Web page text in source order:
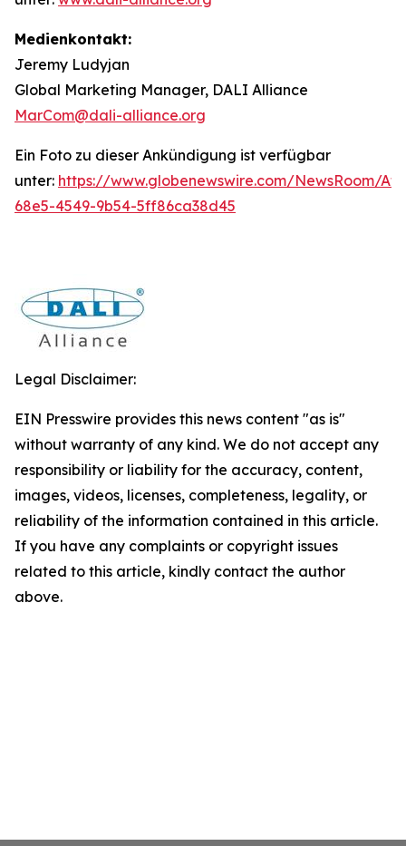
Medienkontakt:
Jeremy Ludyjan
Global Marketing Manager, DALI Alliance
MarCom@dali-alliance.org
Ein Foto zu dieser Ankündigung ist verfügbar
unter: https://www.globenewswire.com/NewsRoom/
68e5-4549-9b54-5ff86ca38d45
Legal Disclaimer:
EIN Presswire provides this news content "as is"
without warranty of any kind. We do not accept any
responsibility or liability for the accuracy, content,
images, videos, licenses, completeness, legality, or
reliability of the information contained in this article.
If you have any complaints or copyright issues
related to this article, kindly contact the author
above.